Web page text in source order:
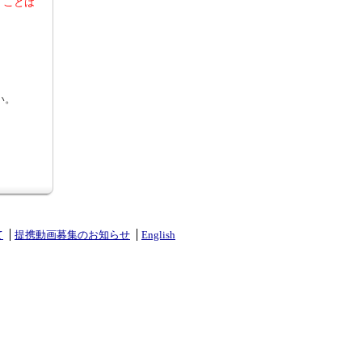
提携動画募集のお知らせ English